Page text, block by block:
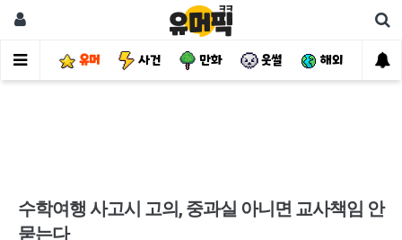
유머 사건 만화 웃썰 해외 핫
수학여행 사고시 고의, 중과실 아니면 교사책임 안
묻는다